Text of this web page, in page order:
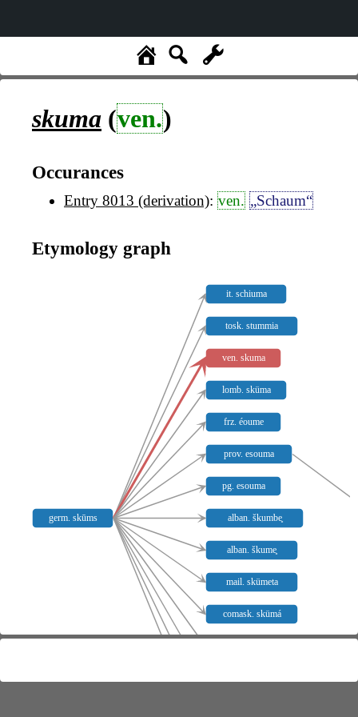
skuma (ven.)
Occurances
Entry 8013 (derivation): ven. „Schaum“
Etymology graph
germ. skūms
it. schiuma
tosk. stummia
ven. skuma
lomb. sküma
frz. éoume
prov. esouma
pg. esouma
alban. škumbe̥
alban. škume̥
mail. skümeta
comask. skümá